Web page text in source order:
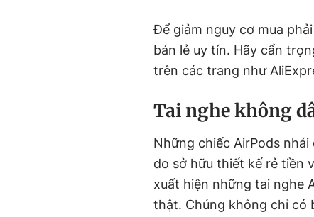
Để giảm nguy cơ mua
bán lẻ uy tín. Hãy cẩn
trên các trang như
Tai nghe không
Những chiếc AirPods
do sở hữu thiết kế rẻ tiền
xuất hiện những tai nghe
thật. Chúng không chỉ có